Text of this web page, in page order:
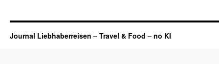
Journal Liebhaberreisen – Travel & Food – no KI